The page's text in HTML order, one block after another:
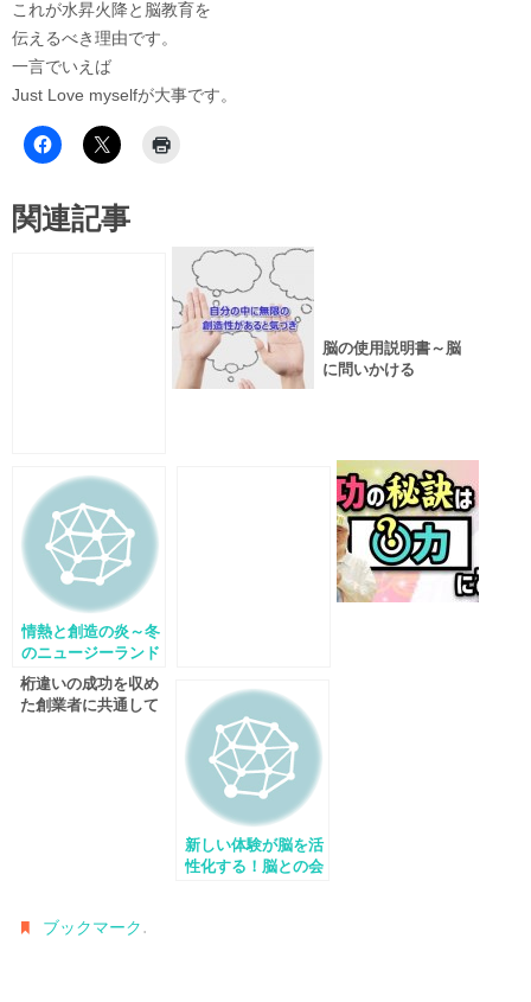
これが水昇火降と脳教育を
伝えるべき理由です。
一言でいえば
Just Love myselfが大事です。
関連記事
脳の使用説明書～脳
に問いかける
情熱と創造の炎～冬
のニュージーランド
桁違いの成功を収め
た創業者に共通して
新しい体験が脳を活
性化する！脳との会
ブックマーク.